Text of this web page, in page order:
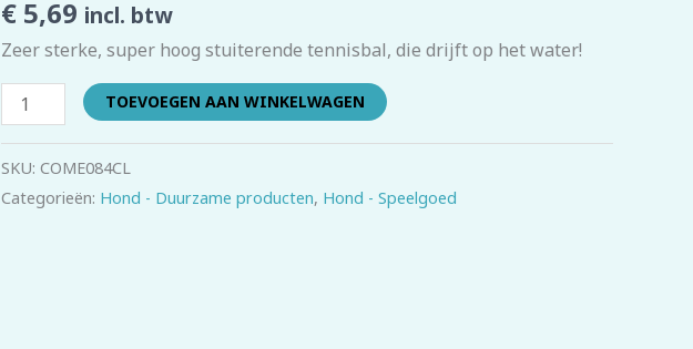
€ 5,69 incl. btw
Zeer sterke, super hoog stuiterende tennisbal, die drijft op het water!
pack)
aantal
TOEVOEGEN AAN WINKELWAGEN
SKU: COME084CL
Categorieën: Hond - Duurzame producten, Hond - Speelgoed